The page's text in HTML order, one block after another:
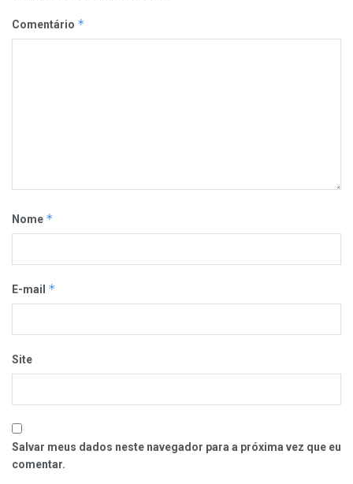
Comentário *
Nome *
E-mail *
Site
Salvar meus dados neste navegador para a próxima vez que eu
comentar.